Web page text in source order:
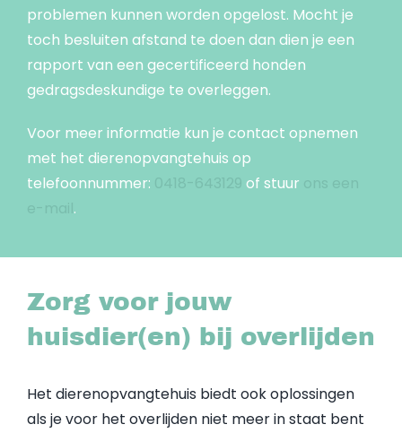
problemen kunnen worden opgelost. Mocht je
toch besluiten afstand te doen dan dien je een
rapport van een gecertificeerd honden
gedragsdeskundige te overleggen.
Voor meer informatie kun je contact opnemen
met het dierenopvangtehuis op
telefoonnummer:
of stuur
.
Zorg voor jouw
huisdier(en) bij overlijden
Het dierenopvangtehuis biedt ook oplossingen
als je voor het overlijden niet meer in staat bent